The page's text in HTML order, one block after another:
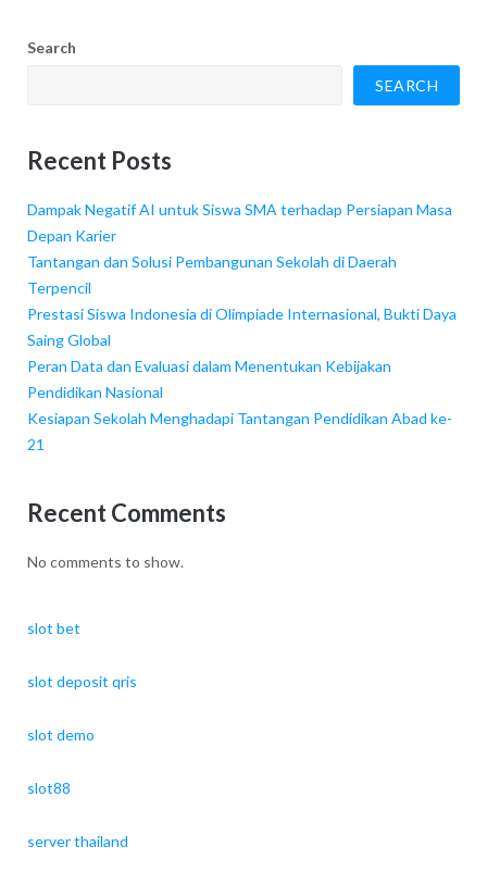
Search
SEARCH
Recent Posts
Dampak Negatif AI untuk Siswa SMA terhadap Persiapan Masa
Depan Karier
Tantangan dan Solusi Pembangunan Sekolah di Daerah
Terpencil
Prestasi Siswa Indonesia di Olimpiade Internasional, Bukti Daya
Saing Global
Peran Data dan Evaluasi dalam Menentukan Kebijakan
Pendidikan Nasional
Kesiapan Sekolah Menghadapi Tantangan Pendidikan Abad ke-
21
Recent Comments
No comments to show.
slot bet
slot deposit qris
slot demo
slot88
server thailand